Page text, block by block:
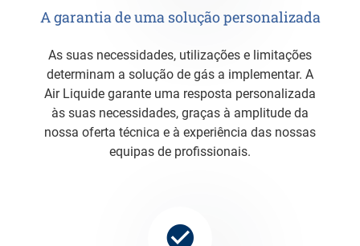
A garantia de uma solução personalizada
As suas necessidades, utilizações e limitações
determinam a solução de gás a implementar. A
Air Liquide garante uma resposta personalizada
às suas necessidades, graças à amplitude da
nossa oferta técnica e à experiência das nossas
equipas de profissionais.